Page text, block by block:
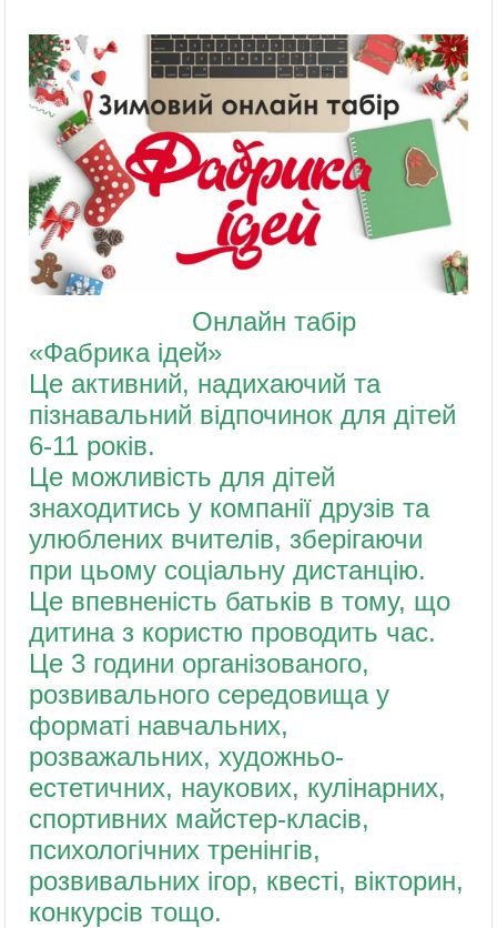
Онлайн табір
«Фабрика ідей»
Це активний, надихаючий та
пізнавальний відпочинок для дітей
6-11 років.
Це можливість для дітей
знаходитись у компанії друзів та
улюблених вчителів, зберігаючи
при цьому соціальну дистанцію.
Це впевненість батьків в тому, що
дитина з користю проводить час.
Це 3 години організованого,
розвивального середовища у
форматі навчальних,
розважальних, художньо-
естетичних, наукових, кулінарних,
спортивних майстер-класів,
психологічних тренінгів,
розвивальних ігор, квесті, вікторин,
конкурсів тощо.